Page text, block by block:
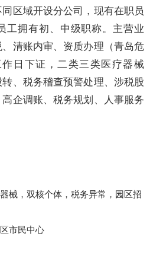
区域开设分公司，现有在职员
工拥有初、中级职称。主营业
清账内审、资质办理（青岛危
日下证，二类三类医疗器械
、税务稽查预警处理、涉税股
企调账、税务规划、人事服务
械，双核个体，税务异常，园区招
市民中心